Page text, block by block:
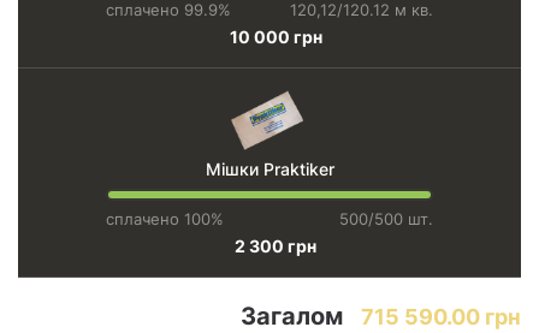
сплачено 99.9% 120,12/120.12 м кв.
10 000 грн
Мішки Praktiker
сплачено 100% 500/500 шт.
2 300 грн
Загалом 715 590.00 грн